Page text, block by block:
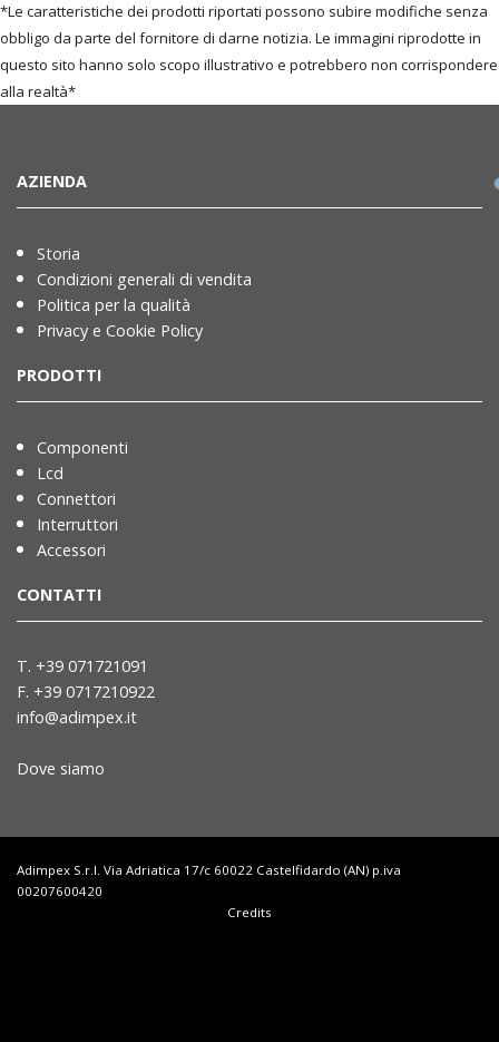
*Le caratteristiche dei prodotti riportati possono subire modifiche senza
obbligo da parte del fornitore di darne notizia. Le immagini riprodotte in
questo sito hanno solo scopo illustrativo e potrebbero non corrispondere
alla realtà*
AZIENDA
Storia
Condizioni generali di vendita
Politica per la qualità
Privacy e Cookie Policy
PRODOTTI
Componenti
Lcd
Connettori
Interruttori
Accessori
CONTATTI
T. +39 071721091
F. +39 0717210922
info@adimpex.it
Dove siamo
Adimpex S.r.l. Via Adriatica 17/c 60022 Castelfidardo (AN) p.iva
00207600420
Credits